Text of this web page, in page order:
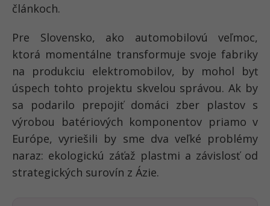
článkoch.
Pre Slovensko, ako automobilovú veľmoc,
ktorá momentálne transformuje svoje fabriky
na produkciu elektromobilov, by mohol byť
úspech tohto projektu skvelou správou. Ak by
sa podarilo prepojiť domáci zber plastov s
výrobou batériových komponentov priamo v
Európe, vyriešili by sme dva veľké problémy
naraz: ekologickú záťaž plastmi a závislosť od
strategických surovín z Ázie.